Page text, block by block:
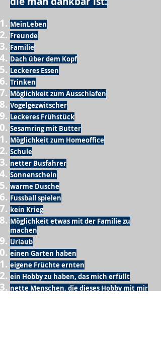
MeinLeben
Freunde
Familie
Dach über dem Kopf
Leckeres Essen
Trinken
Möglichkeit zum Ausschlafen
Vogelgezwitscher
Leckeres Frühstück
Sesamring mit Butter
Möglichkeit zum Homeoffice
Schule
netter Busfahrer
Sonnenschein
warme Dusche
Fussball spielen
kein Krieg
Möglichkeit etwas mit der Familie zu
machen
Urlaub
einen Garten haben
eigene Früchte ernten
ein Hobby zu haben, das mich erfüllt
nette Menschen, die dieses Hobby mit mir